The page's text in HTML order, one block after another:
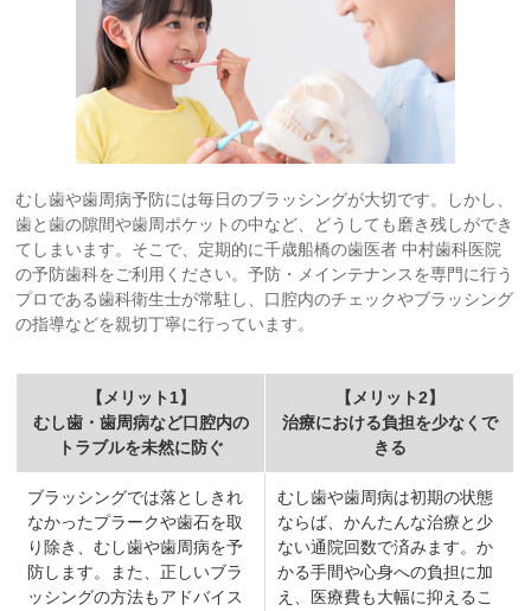
むし歯や歯周病予防には毎日のブラッシングが大切です。しかし、
歯と歯の隙間や歯周ポケットの中など、どうしても磨き残しができ
てしまいます。そこで、定期的に千歳船橋の歯医者 中村歯科医院
の予防歯科をご利用ください。予防・メインテナンスを専門に行う
プロである歯科衛生士が常駐し、口腔内のチェックやブラッシング
の指導などを親切丁寧に行っています。
【メリット1】
むし歯・歯周病など口腔内の
トラブルを未然に防ぐ
【メリット2】
治療における負担を少なくで
きる
ブラッシングでは落としきれ
なかったプラークや歯石を取
り除き、むし歯や歯周病を予
防します。また、正しいブラ
ッシングの方法もアドバイス
むし歯や歯周病は初期の状態
ならば、かんたんな治療と少
ない通院回数で済みます。か
かる手間や心身への負担に加
え、医療費も大幅に抑えるこ